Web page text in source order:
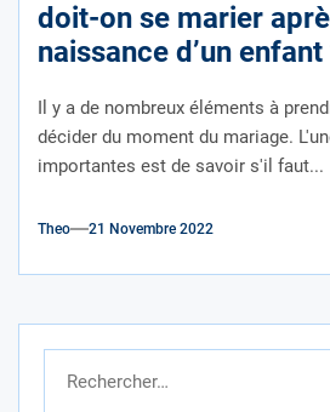
doit-on se marier
naissance d’un enfant
Il y a de nombreux éléments à
décider du moment du mariage.
importantes est de savoir s'il faut...
Theo 21 Novembre 2022